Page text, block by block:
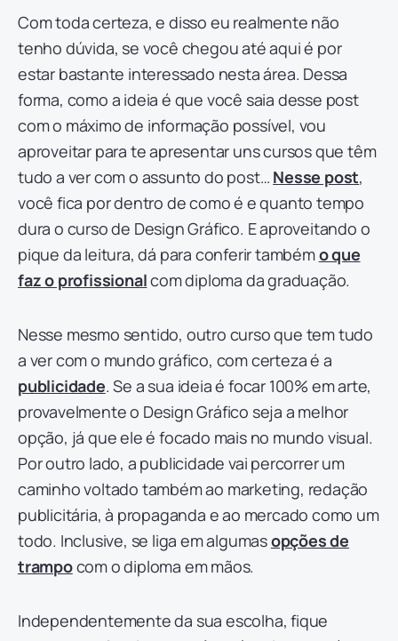
Com toda certeza, e disso eu realmente não
tenho dúvida, se você chegou até aqui é por
estar bastante interessado nesta área. Dessa
forma, como a ideia é que você saia desse post
com o máximo de informação possível, vou
aproveitar para te apresentar uns cursos que têm
tudo a ver com o assunto do post… Nesse post,
você fica por dentro de como é e quanto tempo
dura o curso de Design Gráfico. E aproveitando o
pique da leitura, dá para conferir tambémo que
faz o profissionalcom diploma da graduação.
Nesse mesmo sentido, outro curso que tem tudo
a ver com o mundo gráfico, com certeza é a
publicidade. Se a sua ideia é focar 100% em arte,
provavelmente o Design Gráfico seja a melhor
opção, já que ele é focado mais no mundo visual.
Por outro lado, a publicidade vai percorrer um
caminho voltado também ao marketing, redação
publicitária, à propaganda e ao mercado como um
todo. Inclusive, se liga em algumasopções de
trampocom o diploma em mãos.
Independentemente da sua escolha, fique